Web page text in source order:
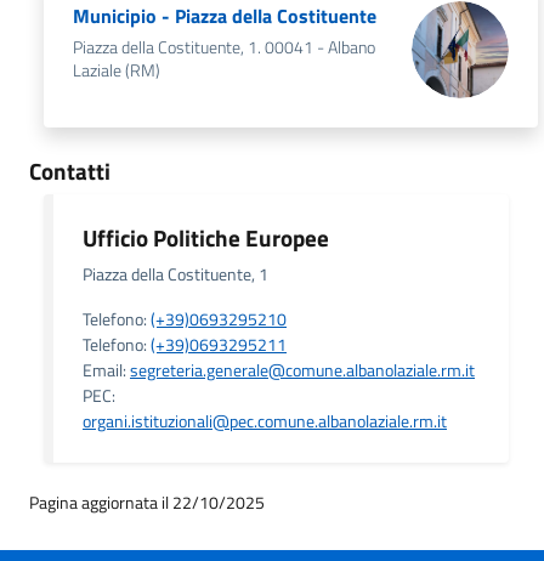
Municipio - Piazza della Costituente
Piazza della Costituente, 1. 00041 - Albano
Laziale (RM)
Contatti
Ufficio Politiche Europee
Piazza della Costituente, 1
Telefono:(+39)0693295210
Telefono:(+39)0693295211
Email:segreteria.generale@comune.albanolaziale.rm.it
PEC:
organi.istituzionali@pec.comune.albanolaziale.rm.it
Pagina aggiornata il 22/10/2025